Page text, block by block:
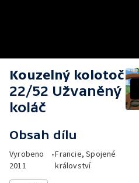
Kouzelný kolotoč
22/52 Užvaněný
koláč
Obsah dílu
Vyrobeno
2011
•Francie, Spojené
království